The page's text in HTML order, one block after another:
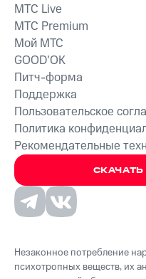
MTС Live
MTС Premium
Мой МТС
GOOD’OK
Питч-форма
Поддержка
Пользовательское
Политика
Рекомендательные
Незаконное потребление
психотропных веществ, их